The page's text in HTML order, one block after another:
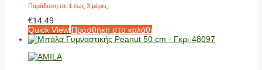
Παράδοση σε 1 έως 3 μέρες
€14.49
Quick View Προσθήκη στο καλάθι